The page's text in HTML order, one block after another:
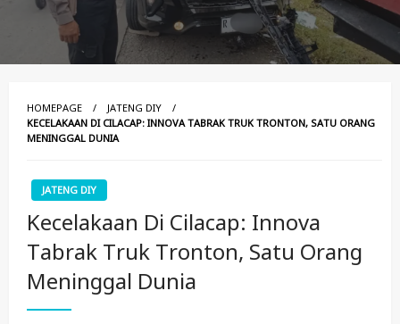
HOMEPAGE
JATENG DIY
KECELAKAAN DI CILACAP: INNOVA TABRAK TRUK TRONTON, SATU ORANG
MENINGGAL DUNIA
JATENG DIY
Kecelakaan Di Cilacap: Innova
Tabrak Truk Tronton, Satu Orang
Meninggal Dunia